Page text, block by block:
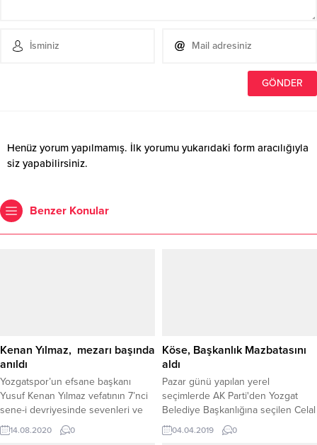
Henüz yorum yapılmamış. İlk yorumu yukarıdaki form aracılığıyla
siz yapabilirsiniz.
Benzer Konular
Kenan Yılmaz, mezarı başında
anıldı
Yozgatspor’un efsane başkanı
Yusuf Kenan Yılmaz vefatının 7’nci
sene-i devriyesinde sevenleri ve
Yozgatspor sevdalılarınca mezarı
başında anıldı.
14.08.2020 0
Köse, Başkanlık Mazbatasını
aldı
Pazar günü yapılan yerel
seçimlerde AK Parti'den Yozgat
Belediye Başkanlığına seçilen Celal
Köse, mazbatasını aldı.
04.04.2019 0